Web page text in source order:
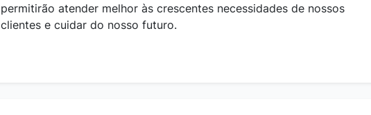
permitirão atender melhor às crescentes necessidades de nossos
clientes e cuidar do nosso futuro.